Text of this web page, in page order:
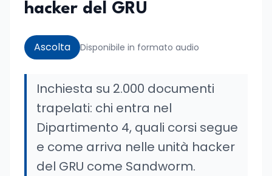
hacker del GRU
Ascolta Disponibile in formato audio
Inchiesta su 2.000 documenti
trapelati: chi entra nel
Dipartimento 4, quali corsi segue
e come arriva nelle unità hacker
del GRU come Sandworm.